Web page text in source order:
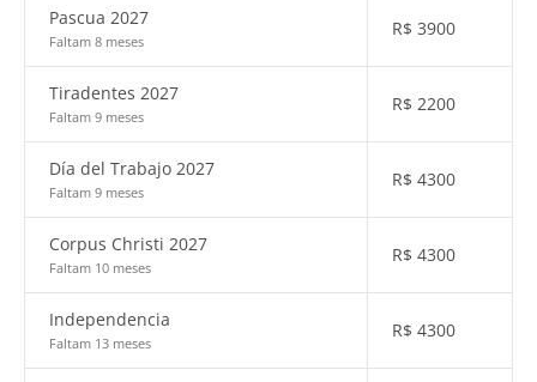
Pascua 2027
Faltam 8 meses
R$ 3900
Tiradentes 2027
Faltam 9 meses
R$ 2200
Día del Trabajo 2027
Faltam 9 meses
R$ 4300
Corpus Christi 2027
Faltam 10 meses
R$ 4300
Independencia
Faltam 13 meses
R$ 4300